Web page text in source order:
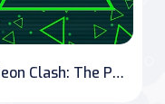
Neon Clash: The Pixel Escape